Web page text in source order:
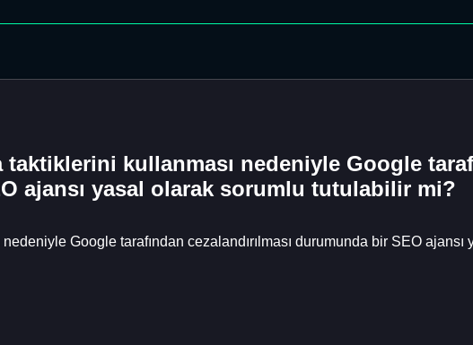
kullanması nedeniyle Google
ajansı yasal olarak sorumlu tutulabilir mi?
Google tarafından cezalandırılması durumunda bir SEO ajansı